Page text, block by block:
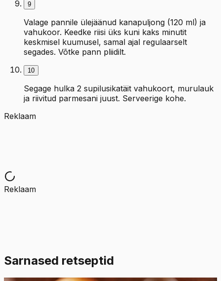
9
Valage pannile ülejäänud kanapuljong (120 ml) ja
vahukoor. Keedke riisi üks kuni kaks minutit
keskmisel kuumusel, samal ajal regulaarselt
segades. Võtke pann pliidilt.
10
Segage hulka 2 supilusikatäit vahukoort, murulauk
ja riivitud parmesani juust. Serveerige kohe.
Reklaam
Reklaam
Sarnased retseptid